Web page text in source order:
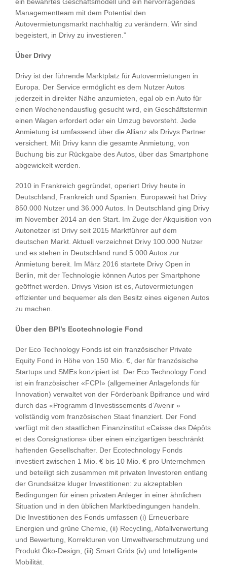
ein bewährtes Geschäftsmodell und ein hervorragendes
Managementteam mit dem Potential den
Autovermietungsmarkt nachhaltig zu verändern. Wir sind
begeistert, in Drivy zu investieren.”
Über Drivy
Drivy ist der führende Marktplatz für Autovermietungen in
Europa. Der Service ermöglicht es dem Nutzer Autos
jederzeit in direkter Nähe anzumieten, egal ob ein Auto für
einen Wochenendausflug gesucht wird, ein Geschäftstermin
einen Wagen erfordert oder ein Umzug bevorsteht. Jede
Anmietung ist umfassend über die Allianz als Drivys Partner
versichert. Mit Drivy kann die gesamte Anmietung, von
Buchung bis zur Rückgabe des Autos, über das Smartphone
abgewickelt werden.
2010 in Frankreich gegründet, operiert Drivy heute in
Deutschland, Frankreich und Spanien. Europaweit hat Drivy
850.000 Nutzer und 36.000 Autos. In Deutschland ging Drivy
im November 2014 an den Start. Im Zuge der Akquisition von
Autonetzer ist Drivy seit 2015 Marktführer auf dem
deutschen Markt. Aktuell verzeichnet Drivy 100.000 Nutzer
und es stehen in Deutschland rund 5.000 Autos zur
Anmietung bereit. Im März 2016 startete Drivy Open in
Berlin, mit der Technologie können Autos per Smartphone
geöffnet werden. Drivys Vision ist es, Autovermietungen
effizienter und bequemer als den Besitz eines eigenen Autos
zu machen.
Über den BPI’s Ecotechnologie Fond
Der Eco Technology Fonds ist ein französischer Private
Equity Fond in Höhe von 150 Mio. €, der für französische
Startups und SMEs konzipiert ist. Der Eco Technology Fond
ist ein französischer «FCPI» (allgemeiner Anlagefonds für
Innovation) verwaltet von der Förderbank Bpifrance und wird
durch das «Programm d’Investissements d’Avenir »
vollständig vom französischen Staat finanziert. Der Fond
verfügt mit den staatlichen Finanzinstitut «Caisse des Dépôts
et des Consignations» über einen einzigartigen beschränkt
haftenden Gesellschafter. Der Ecotechnology Fonds
investiert zwischen 1 Mio. € bis 10 Mio. € pro Unternehmen
und beteiligt sich zusammen mit privaten Investoren entlang
der Grundsätze kluger Investitionen: zu akzeptablen
Bedingungen für einen privaten Anleger in einer ähnlichen
Situation und in den üblichen Marktbedingungen handeln.
Die Investitionen des Fonds umfassen (i) Erneuerbare
Energien und grüne Chemie, (ii) Recycling, Abfallverwertung
und Bewertung, Korrekturen von Umweltverschmutzung und
Produkt Öko-Design, (iii) Smart Grids (iv) und Intelligente
Mobilität.